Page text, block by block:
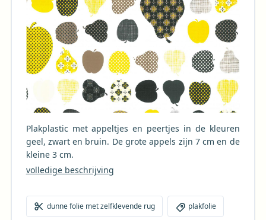
Plakplastic met appeltjes en peertjes in de kleuren
geel, zwart en bruin. De grote appels zijn 7 cm en de
kleine 3 cm.
volledige beschrijving
dunne folie met zelfklevende rug plakfolie